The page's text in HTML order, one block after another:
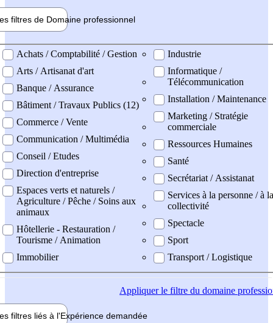
filtres de Domaine professionnel
professionel
Achats / Comptabilité / Gestion
Arts / Artisanat d'art
Banque / Assurance
Bâtiment / Travaux Publics (12)
Commerce / Vente
Communication / Multimédia
Conseil / Etudes
Direction d'entreprise
Espaces verts et naturels /
Agriculture / Pêche / Soins aux
animaux
Hôtellerie - Restauration /
Tourisme / Animation
Immobilier
Industrie
Informatique /
Télécommunication
Installation / Maintenance
Marketing / Stratégie
commerciale
Ressources Humaines
Santé
Secrétariat / Assistanat
Services à la personne / à la
collectivité
Spectacle
Sport
Transport / Logistique
Appliquerle filtre du domaine
filtres liés à l'Expérience demandée